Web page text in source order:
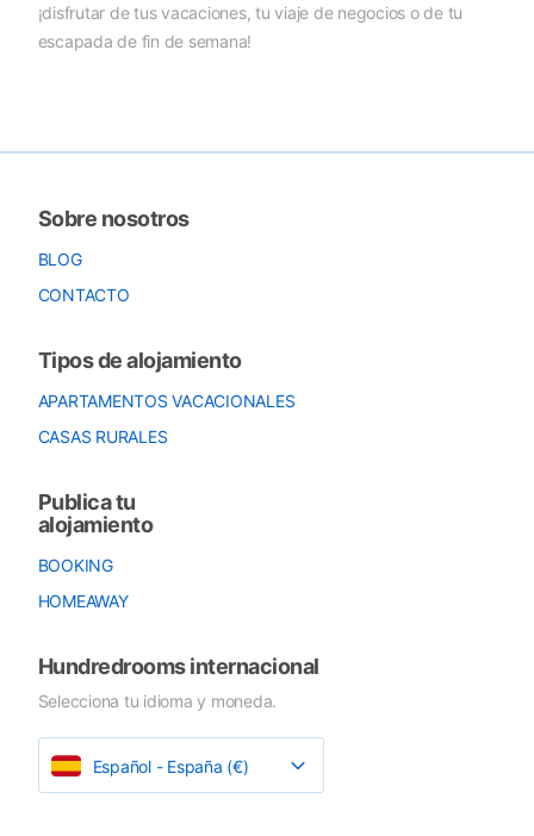
¡disfrutar de tus vacaciones, tu viaje de negocios o de tu
escapada de fin de semana!
Sobre nosotros
BLOG
CONTACTO
Tipos de alojamiento
APARTAMENTOS VACACIONALES
CASAS RURALES
Publica tu
alojamiento
BOOKING
HOMEAWAY
Hundredrooms internacional
Selecciona tu idioma y moneda.
Español - España (€)